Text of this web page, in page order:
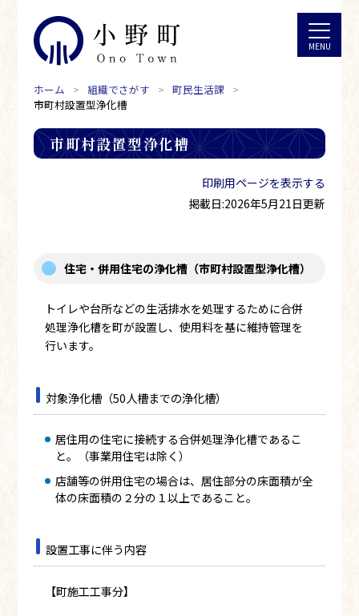
ホーム 組織でさがす
町民生活課
市町村設置型浄化槽
市町村設置型浄化槽
印刷用ページを表示する
掲載日:2026年5月21日更新
住宅・併用住宅の浄化槽（市町村設置型浄化槽）
トイレや台所などの生活排水を処理するために合併
処理浄化槽を町が設置し、使用料を基に維持管理を
行います。
対象浄化槽（50人槽までの浄化槽）
居住用の住宅に接続する合併処理浄化槽であるこ
と。（事業用住宅は除く）
店舗等の併用住宅の場合は、居住部分の床面積が全
体の床面積の２分の１以上であること。
設置工事に伴う内容
【町施工工事分】